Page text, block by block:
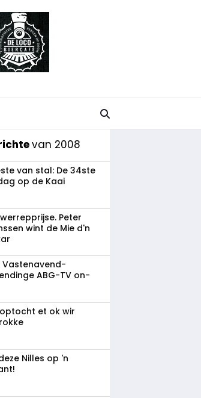
van 2008
van stal: De 34ste
op de Kaai
Peter
wint de Mie d'n
Vastenavend­
ABG-TV on-
et ok wir
Nilles op 'n